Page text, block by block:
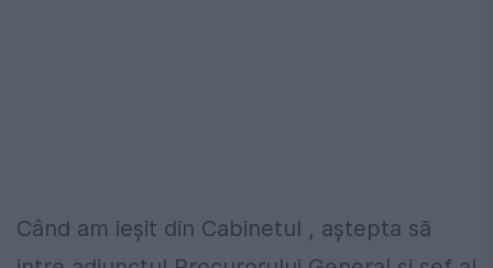
Când am ieșit din Cabinetul , aștepta să